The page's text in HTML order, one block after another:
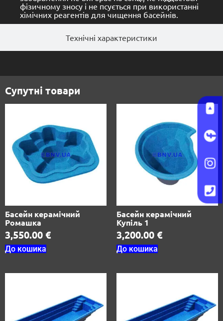
Технічні характеристики
фізичному зносу і не псується при використанні
хімічних реагентів для чищення басейнів.
Супутні товари
Басейн керамічний
Ромашка
3,550.00 €
До кошика
Басейн керамічний
Купіль 1
3,200.00 €
До кошика